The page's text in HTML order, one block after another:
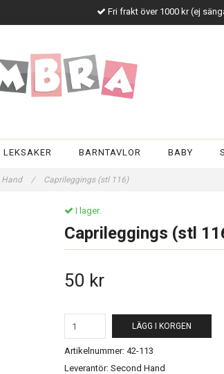
Fri frakt över 1000 kr (ej
LEKSAKER BARNTAVLOR BABY
Hand / Caprileggings (stl 116)
I lager.
Caprileggings (stl
50 kr
LÄGG I KORGEN
Artikelnummer: 42-113
Leverantör: Second Hand